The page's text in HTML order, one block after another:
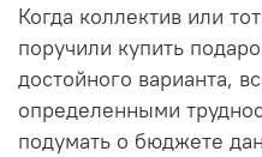
Когда коллектив или
поручили купить
достойного варианта,
определенными
подумать о бюджете